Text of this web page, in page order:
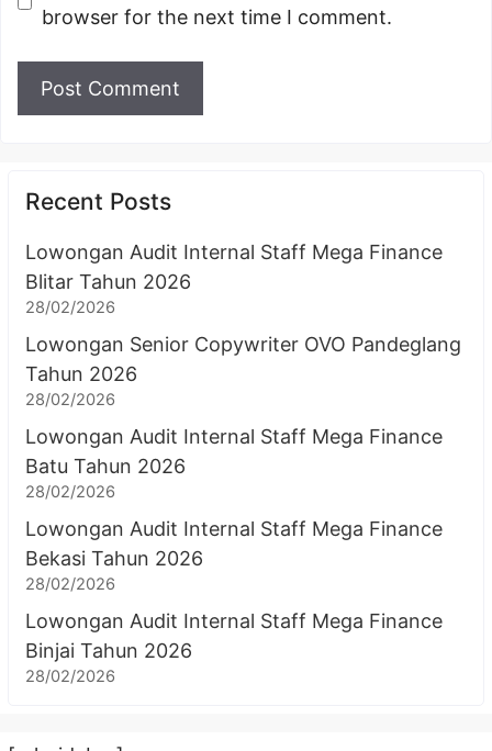
browser for the next time I comment.
Recent Posts
Lowongan Audit Internal Staff Mega Finance
Blitar Tahun 2026
28/02/2026
Lowongan Senior Copywriter OVO Pandeglang
Tahun 2026
28/02/2026
Lowongan Audit Internal Staff Mega Finance
Batu Tahun 2026
28/02/2026
Lowongan Audit Internal Staff Mega Finance
Bekasi Tahun 2026
28/02/2026
Lowongan Audit Internal Staff Mega Finance
Binjai Tahun 2026
28/02/2026